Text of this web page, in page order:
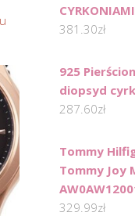
381.30zł
925
diopsyd
287.60zł
Tommy
Tommy Joy
329.99zł